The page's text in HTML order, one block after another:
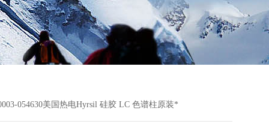
054630美国热电Hyrsil 硅胶 LC 色谱柱原装*